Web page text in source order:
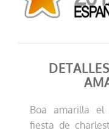
Boa amarilla
fiesta de